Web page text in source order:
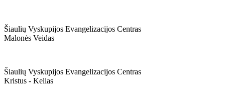
Šiaulių Vyskupijos Evangelizacijos Centras
Malonės Veidas
Šiaulių Vyskupijos Evangelizacijos Centras
Kristus - Kelias